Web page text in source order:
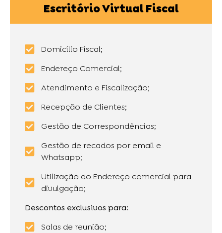
Escritório Virtual Fiscal
Domicílio Fiscal;
Endereço Comercial;
Atendimento e Fiscalização;
Recepção de Clientes;
Gestão de Correspondências;
Gestão de recados por email e
Whatsapp;
Utilização do Endereço comercial para
divulgação;
Descontos exclusivos para:
Salas de reunião;